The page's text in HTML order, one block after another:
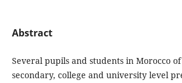
Abstract
Several pupils and students in Morocco
secondary, college and university level